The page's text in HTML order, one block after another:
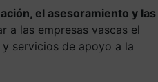
el asesoramiento y las
a las empresas vascas el
servicios de apoyo a la